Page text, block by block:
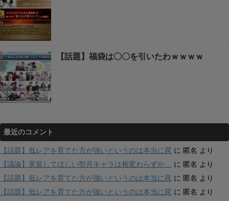
【話題】福袋は〇〇を引いたわｗｗｗｗ
最近のコメント
【話題】低レアを育てた方が強いというのは本当に罠 に 匿名 より
【議論】実装してほしい型月キャラは相変わらずか…
に 匿名 より
【話題】低レアを育てた方が強いというのは本当に罠 に 匿名 より
【話題】低レアを育てた方が強いというのは本当に罠 に 匿名 より